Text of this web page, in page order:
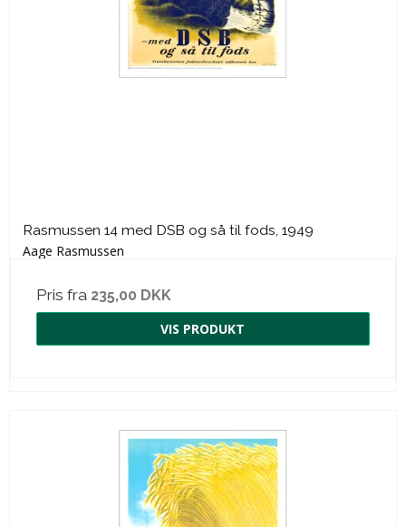
Rasmussen 14 med DSB og så til fods, 1949
Aage Rasmussen
Pris fra 235,00 DKK
VIS PRODUKT